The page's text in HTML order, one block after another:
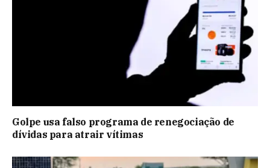
Golpe usa falso programa de renegociação de
dívidas para atrair vítimas